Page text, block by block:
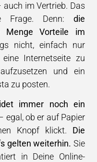
im Vertrieb. Das
Denn: die
Menge Vorteile im
nicht, einfach nur
Internetseite zu
und ein
zu posten.
immer noch ein
egal, ob er auf Papier
Knopf klickt. Die
gelten weiterhin. Sie
in Deine Online-